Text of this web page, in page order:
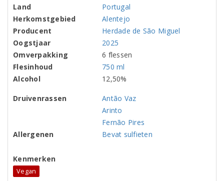
Land
Portugal
Herkomstgebied
Alentejo
Producent
Herdade de São Miguel
Oogstjaar
2025
Omverpakking
6 flessen
Flesinhoud
750 ml
Alcohol
12,50%
Druivenrassen
Antão Vaz
Arinto
Fernão Pires
Allergenen
Bevat sulfieten
Kenmerken
Vegan